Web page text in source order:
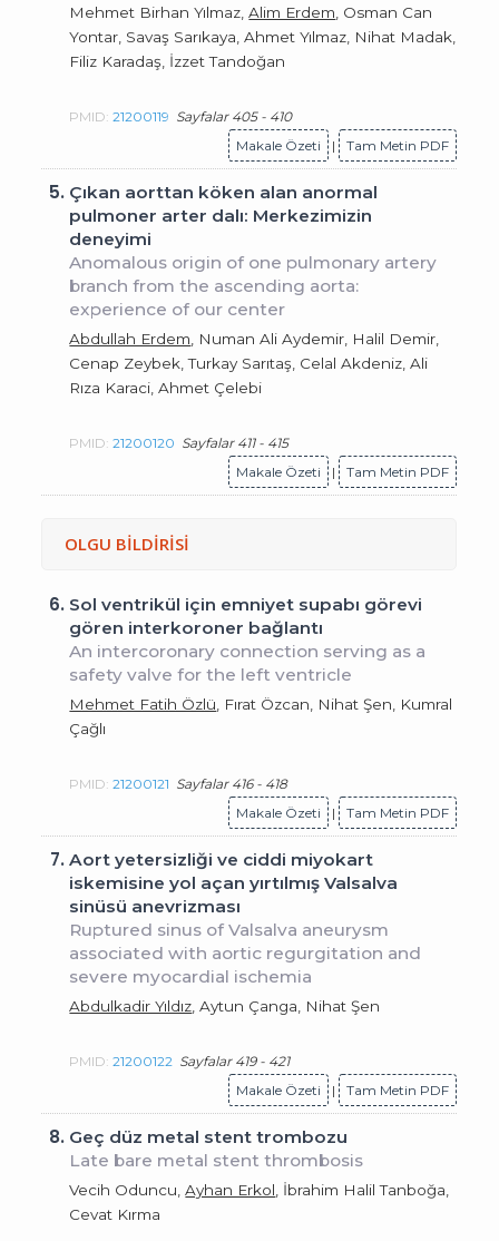
Mehmet Birhan Yılmaz,Alim Erdem , Osman Can
Yontar, Savaş Sarıkaya, Ahmet Yılmaz, Nihat Madak,
Filiz Karadaş, İzzet Tandoğan
PMID:21200119 Sayfalar 405 - 410
Makale Özeti
| Tam Metin PDF
5. Çıkan aorttan köken alan anormal
pulmoner arter dalı: Merkezimizin
deneyimi
Anomalous origin of one pulmonary artery
branch from the ascending aorta:
experience of our center
Abdullah Erdem , Numan Ali Aydemir, Halil Demir,
Cenap Zeybek, Turkay Sarıtaş, Celal Akdeniz, Ali
Rıza Karaci, Ahmet Çelebi
PMID:21200120 Sayfalar 411 - 415
Makale Özeti
| Tam Metin PDF
OLGU BİLDİRİSİ
6. Sol ventrikül için emniyet supabı görevi
gören interkoroner bağlantı
An intercoronary connection serving as a
safety valve for the left ventricle
Mehmet Fatih Özlü , Fırat Özcan, Nihat Şen, Kumral
Çağlı
PMID:21200121 Sayfalar 416 - 418
Makale Özeti
| Tam Metin PDF
7.Aort yetersizliği ve ciddi miyokart
iskemisine yol açan yırtılmış Valsalva
sinüsü anevrizması
Ruptured sinus of Valsalva aneurysm
associated with aortic regurgitation and
severe myocardial ischemia
Abdulkadir Yıldız , Aytun Çanga, Nihat Şen
PMID:21200122 Sayfalar 419 - 421
Makale Özeti
| Tam Metin PDF
8. Geç düz metal stent trombozu
Late bare metal stent thrombosis
Vecih Oduncu,Ayhan Erkol , İbrahim Halil Tanboğa,
Cevat Kırma